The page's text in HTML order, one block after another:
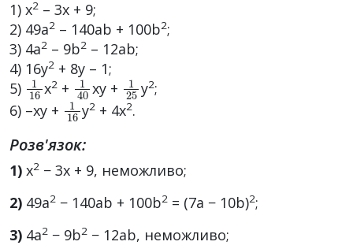
1) x2 – 3x + 9;
2) 49a2 – 140ab + 100b2;
3) 4a2 – 9b2 – 12ab;
4) 16y2 + 8y – 1;
5) 116
x2+ 140xy + 125
y2;
6) –xy + 116
y2+ 4x2.
Розв'язок:
1) x2 − 3x + 9, неможливо;
2) 49a2 − 140ab + 100b2 = (7a − 10b)2;
3) 4a2 − 9b2 − 12ab, неможливо;